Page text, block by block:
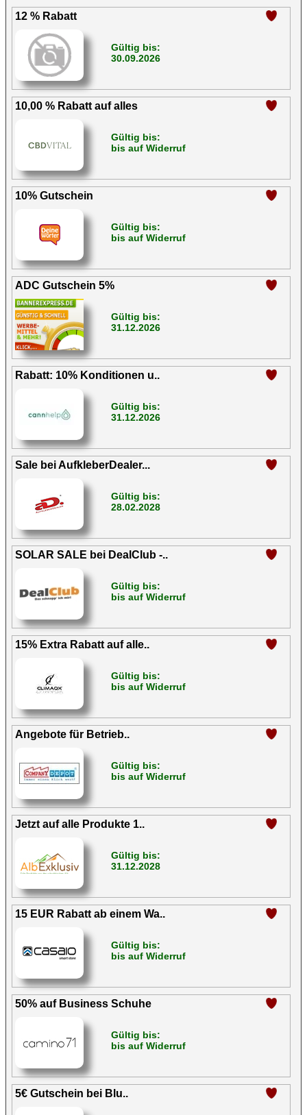
12 % Rabatt
Gültig bis:
30.09.2026
10,00 % Rabatt auf alles
Gültig bis:
bis auf Widerruf
10% Gutschein
Gültig bis:
bis auf Widerruf
ADC Gutschein 5%
Gültig bis:
31.12.2026
Rabatt: 10% Konditionen u..
Gültig bis:
31.12.2026
Sale bei AufkleberDealer...
Gültig bis:
28.02.2028
SOLAR SALE bei DealClub -..
Gültig bis:
bis auf Widerruf
15% Extra Rabatt auf alle..
Gültig bis:
bis auf Widerruf
Angebote für Betrieb..
Gültig bis:
bis auf Widerruf
Jetzt auf alle Produkte 1..
Gültig bis:
31.12.2028
15 EUR Rabatt ab einem Wa..
Gültig bis:
bis auf Widerruf
50% auf Business Schuhe
Gültig bis:
bis auf Widerruf
5€ Gutschein bei Blu..